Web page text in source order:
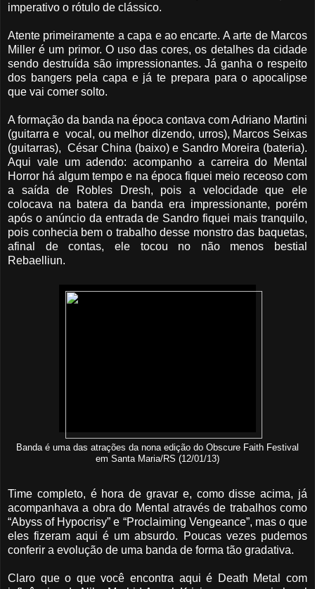
imperativo o rótulo de clássico.
Atente primeiramente a capa e ao encarte. A arte de Marcos
Miller é um primor. O uso das cores, os detalhes da cidade
sendo destruída são impressionantes. Já ganha o respeito
dos bangers pela capa e já te prepara para o apocalipse
que vai comer solto.
A formação da banda na época contava com Adriano Martini
(guitarra e vocal, ou melhor dizendo, urros), Marcos Seixas
(guitarras), César China (baixo) e Sandro Moreira (bateria).
Aqui vale um adendo: acompanho a carreira do Mental
Horror há algum tempo e na época fiquei meio receoso com
a saída de Robles Dresh, pois a velocidade que ele
colocava na batera da banda era impressionante, porém
após o anúncio da entrada de Sandro fiquei mais tranquilo,
pois conhecia bem o trabalho desse monstro das baquetas,
afinal de contas, ele tocou no não menos bestial
Rebaelliun.
Banda é uma das atrações da nona edição do Obscure Faith Festival
em Santa Maria/RS (12/01/13)
Time completo, é hora de gravar e, como disse acima, já
acompanhava a obra do Mental através de trabalhos como
“Abyss of Hypocrisy” e “Proclaiming Vengeance”, mas o que
eles fizeram aqui é um absurdo. Poucas vezes pudemos
conferir a evolução de uma banda de forma tão gradativa.
Claro que o que você encontra aqui é Death Metal com